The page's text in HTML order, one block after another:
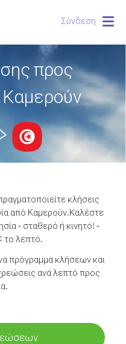
Σύνδεση
προς
κλήσεις
από Καμερούν.Καλέστε
- σταθερό ή κινητό! -
το λεπτό.
πρόγραμμα κλήσεων και
ανά λεπτό προς